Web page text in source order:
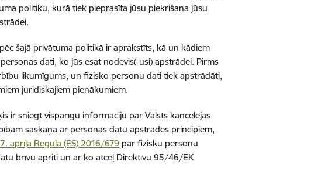
politiku, kurā tiek pieprasīta jūsu piekrišana jūsu
šajā privātuma politikā ir aprakstīts, kā un kādiem
dati, ko jūs esat nodevis(-usi) apstrādei. Pirms
likumīgums, un fizisko personu dati tiek apstrādāti,
juridiskajiem pienākumiem.
ir sniegt vispārīgu informāciju par Valsts kancelejas
saskaņā ar personas datu apstrādes principiem,
aprīļa Regulā (ES) 2016/679 par fizisku personu
brīvu apriti un ar ko atceļ Direktīvu 95/46/EK